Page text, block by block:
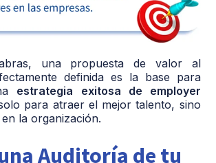
una propuesta de valor al
definida es la base para
estrategia exitosa de employer
para atraer el mejor talento, sino
la organización.
Auditoría de tu